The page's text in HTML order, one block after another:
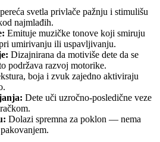
svetla privlače pažnju i stimulišu
najmlađih.
Emituje muzičke tonove koji smiruju
umirivanju ili uspavljivanju.
Dizajnirana da motiviše dete da se
podržava razvoj motorike.
boja i zvuk zajedno aktiviraju
Dete uči uzročno-posledične veze
Dolazi spremnа za poklon — nema